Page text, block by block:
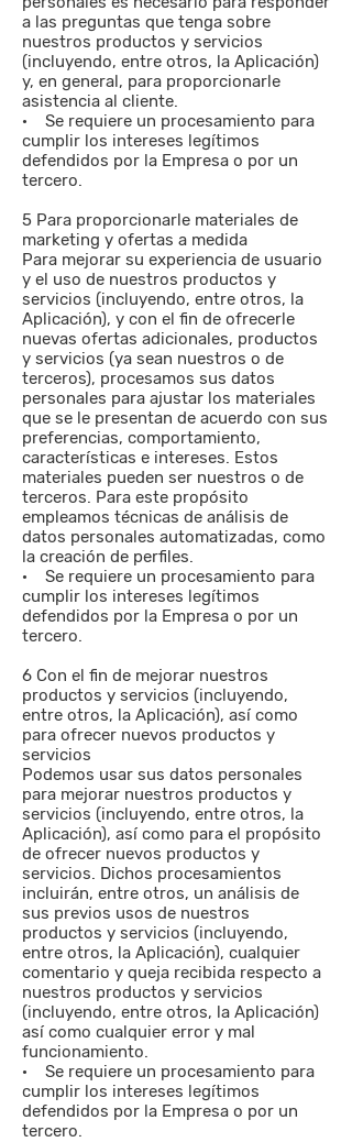
a las preguntas que tenga sobre
nuestros productos y servicios
(incluyendo, entre otros, la Aplicación)
y, en general, para proporcionarle
asistencia al cliente.
· Se requiere un procesamiento para
cumplir los intereses legítimos
defendidos por la Empresa o por un
tercero.
5 Para proporcionarle materiales de
marketing y ofertas a medida
Para mejorar su experiencia de usuario
y el uso de nuestros productos y
servicios (incluyendo, entre otros, la
Aplicación), y con el fin de ofrecerle
nuevas ofertas adicionales, productos
y servicios (ya sean nuestros o de
terceros), procesamos sus datos
personales para ajustar los materiales
que se le presentan de acuerdo con sus
preferencias, comportamiento,
características e intereses. Estos
materiales pueden ser nuestros o de
terceros. Para este propósito
empleamos técnicas de análisis de
datos personales automatizadas, como
la creación de perfiles.
· Se requiere un procesamiento para
cumplir los intereses legítimos
defendidos por la Empresa o por un
tercero.
6 Con el fin de mejorar nuestros
productos y servicios (incluyendo,
entre otros, la Aplicación), así como
para ofrecer nuevos productos y
servicios
Podemos usar sus datos personales
para mejorar nuestros productos y
servicios (incluyendo, entre otros, la
Aplicación), así como para el propósito
de ofrecer nuevos productos y
servicios. Dichos procesamientos
incluirán, entre otros, un análisis de
sus previos usos de nuestros
productos y servicios (incluyendo,
entre otros, la Aplicación), cualquier
comentario y queja recibida respecto a
nuestros productos y servicios
(incluyendo, entre otros, la Aplicación)
así como cualquier error y mal
funcionamiento.
· Se requiere un procesamiento para
cumplir los intereses legítimos
defendidos por la Empresa o por un
tercero.